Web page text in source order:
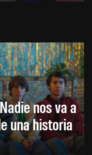
nos va a
una historia